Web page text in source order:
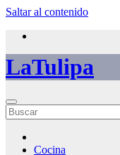
Saltar al contenido
LaTulipa
Cocina